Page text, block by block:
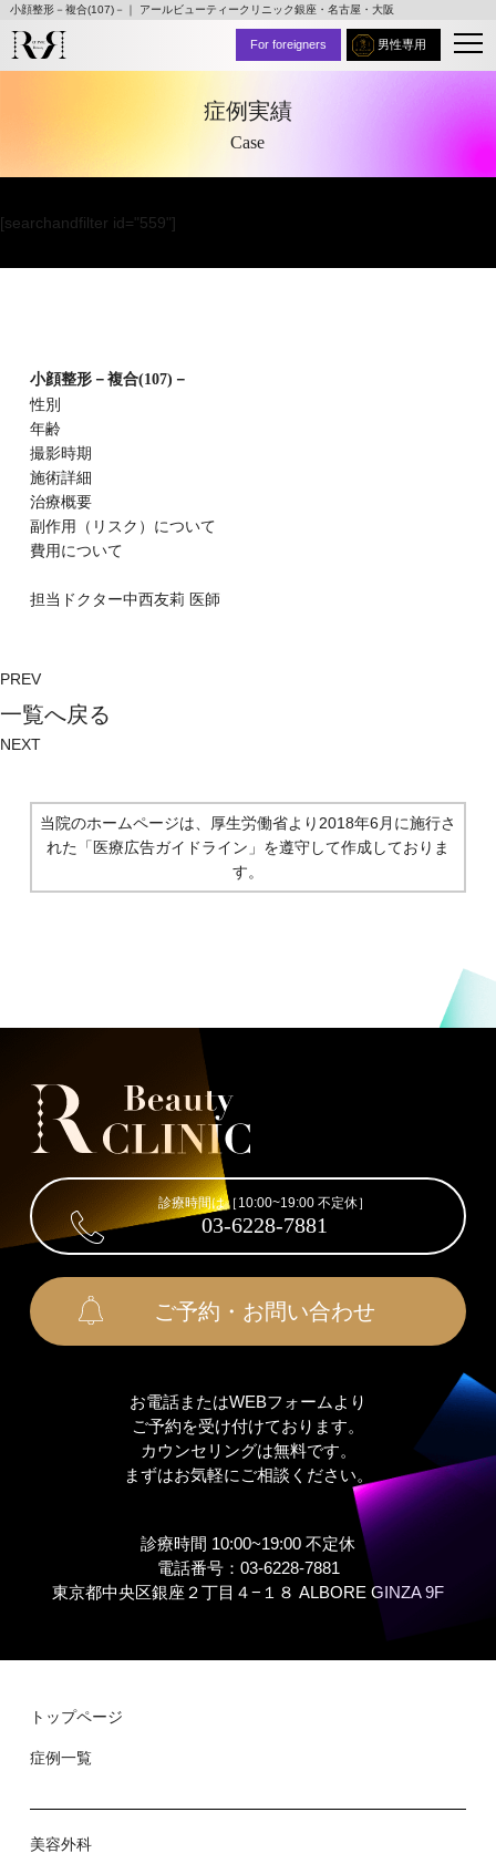
小顔整形－複合(107)－｜ アールビューティークリニック銀座・名古屋・大阪
男性専用
For foreigners
症例実績
Case
[searchandfilter id="559"]
小顔整形－複合(107)－
性別
年齢
撮影時期
施術詳細
治療概要
副作⽤（リスク）について
費⽤について
担当ドクター中西友莉 医師
PREV
⼀覧へ戻る
NEXT
当院のホームページは、厚生労働省より2018年6月に施行さ
れた 「医療広告ガイドライン」を遵守して作成しておりま
す。
診療時間は［10:00~19:00 不定休］
03-6228-7881
ご予約・お問い合わせ
お電話またはWEBフォームより
ご予約を受け付けております。
カウンセリングは無料です。
まずはお気軽にご相談ください。
診療時間 10:00~19:00 不定休
電話番号：03-6228-7881
東京都中央区銀座２丁⽬４−１８ ALBORE GINZA 9F
トップページ
症例⼀覧
美容外科